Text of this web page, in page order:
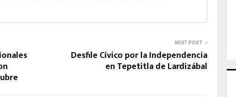
NEXT POST
Desfile Cívico por la Independencia
en Tepetitla de Lardizábal
Retweet Favorite